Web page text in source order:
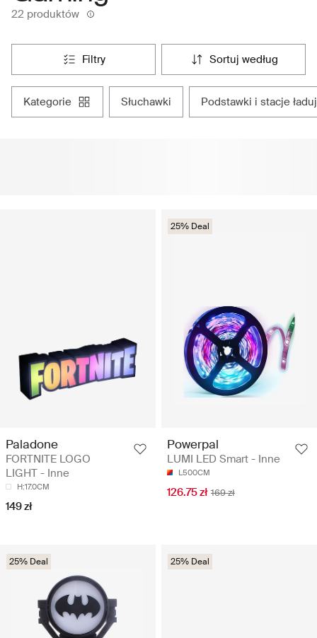
22 produktów
filtry sortuj według
kategorie słuchawki podstawki i stacje
Paladone
FORTNITE LOGO
LIGHT - Inne
H:17.0CM
149 zł
25% Deal
Powerpal
LUMI LED Smart - Inne
L500CM
126.75 zł 169 zł
25% Deal 25% Deal